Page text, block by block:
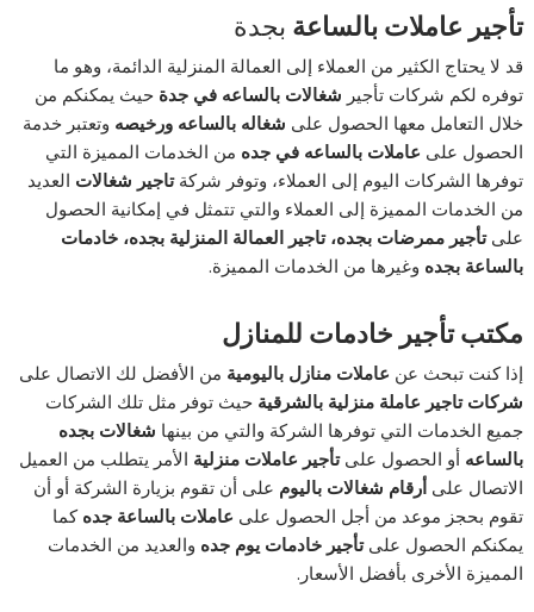
تأجير عاملات بالساعة بجدة
قد لا يحتاج الكثير من العملاء إلى العمالة المنزلية الدائمة، وهو ما
توفره لكم شركات تأجير شغالات بالساعه في جدة حيث يمكنكم من
خلال التعامل معها الحصول على شغاله بالساعه ورخيصه وتعتبر خدمة
الحصول على عاملات بالساعه في جده من الخدمات المميزة التي
توفرها الشركات اليوم إلى العملاء، وتوفر شركةتاجير شغالات العديد
من الخدمات المميزة إلى العملاء والتي تتمثل في إمكانية الحصول
علىتأجير ممرضات بجده، تاجير العمالة المنزلية بجده، خادمات
بالساعة بجده وغيرها من الخدمات المميزة.
مكتب تأجير خادمات للمنازل
إذا كنت تبحث عن عاملات منازل باليومية من الأفضل لك الاتصال على
شركات تاجير عاملة منزلية بالشرقية حيث توفر مثل تلك الشركات
جميع الخدمات التي توفرها الشركة والتي من بينها شغالات بجده
بالساعهأو الحصول علىتأجير عاملات منزلية الأمر يتطلب من العميل
الاتصال علىأرقام شغالات باليوم على أن تقوم بزيارة الشركة أو أن
تقوم بحجز موعد من أجل الحصول على عاملات بالساعة جدهكما
يمكنكم الحصول علىتأجير خادمات يوم جده والعديد من الخدمات
المميزة الأخرى بأفضل الأسعار.